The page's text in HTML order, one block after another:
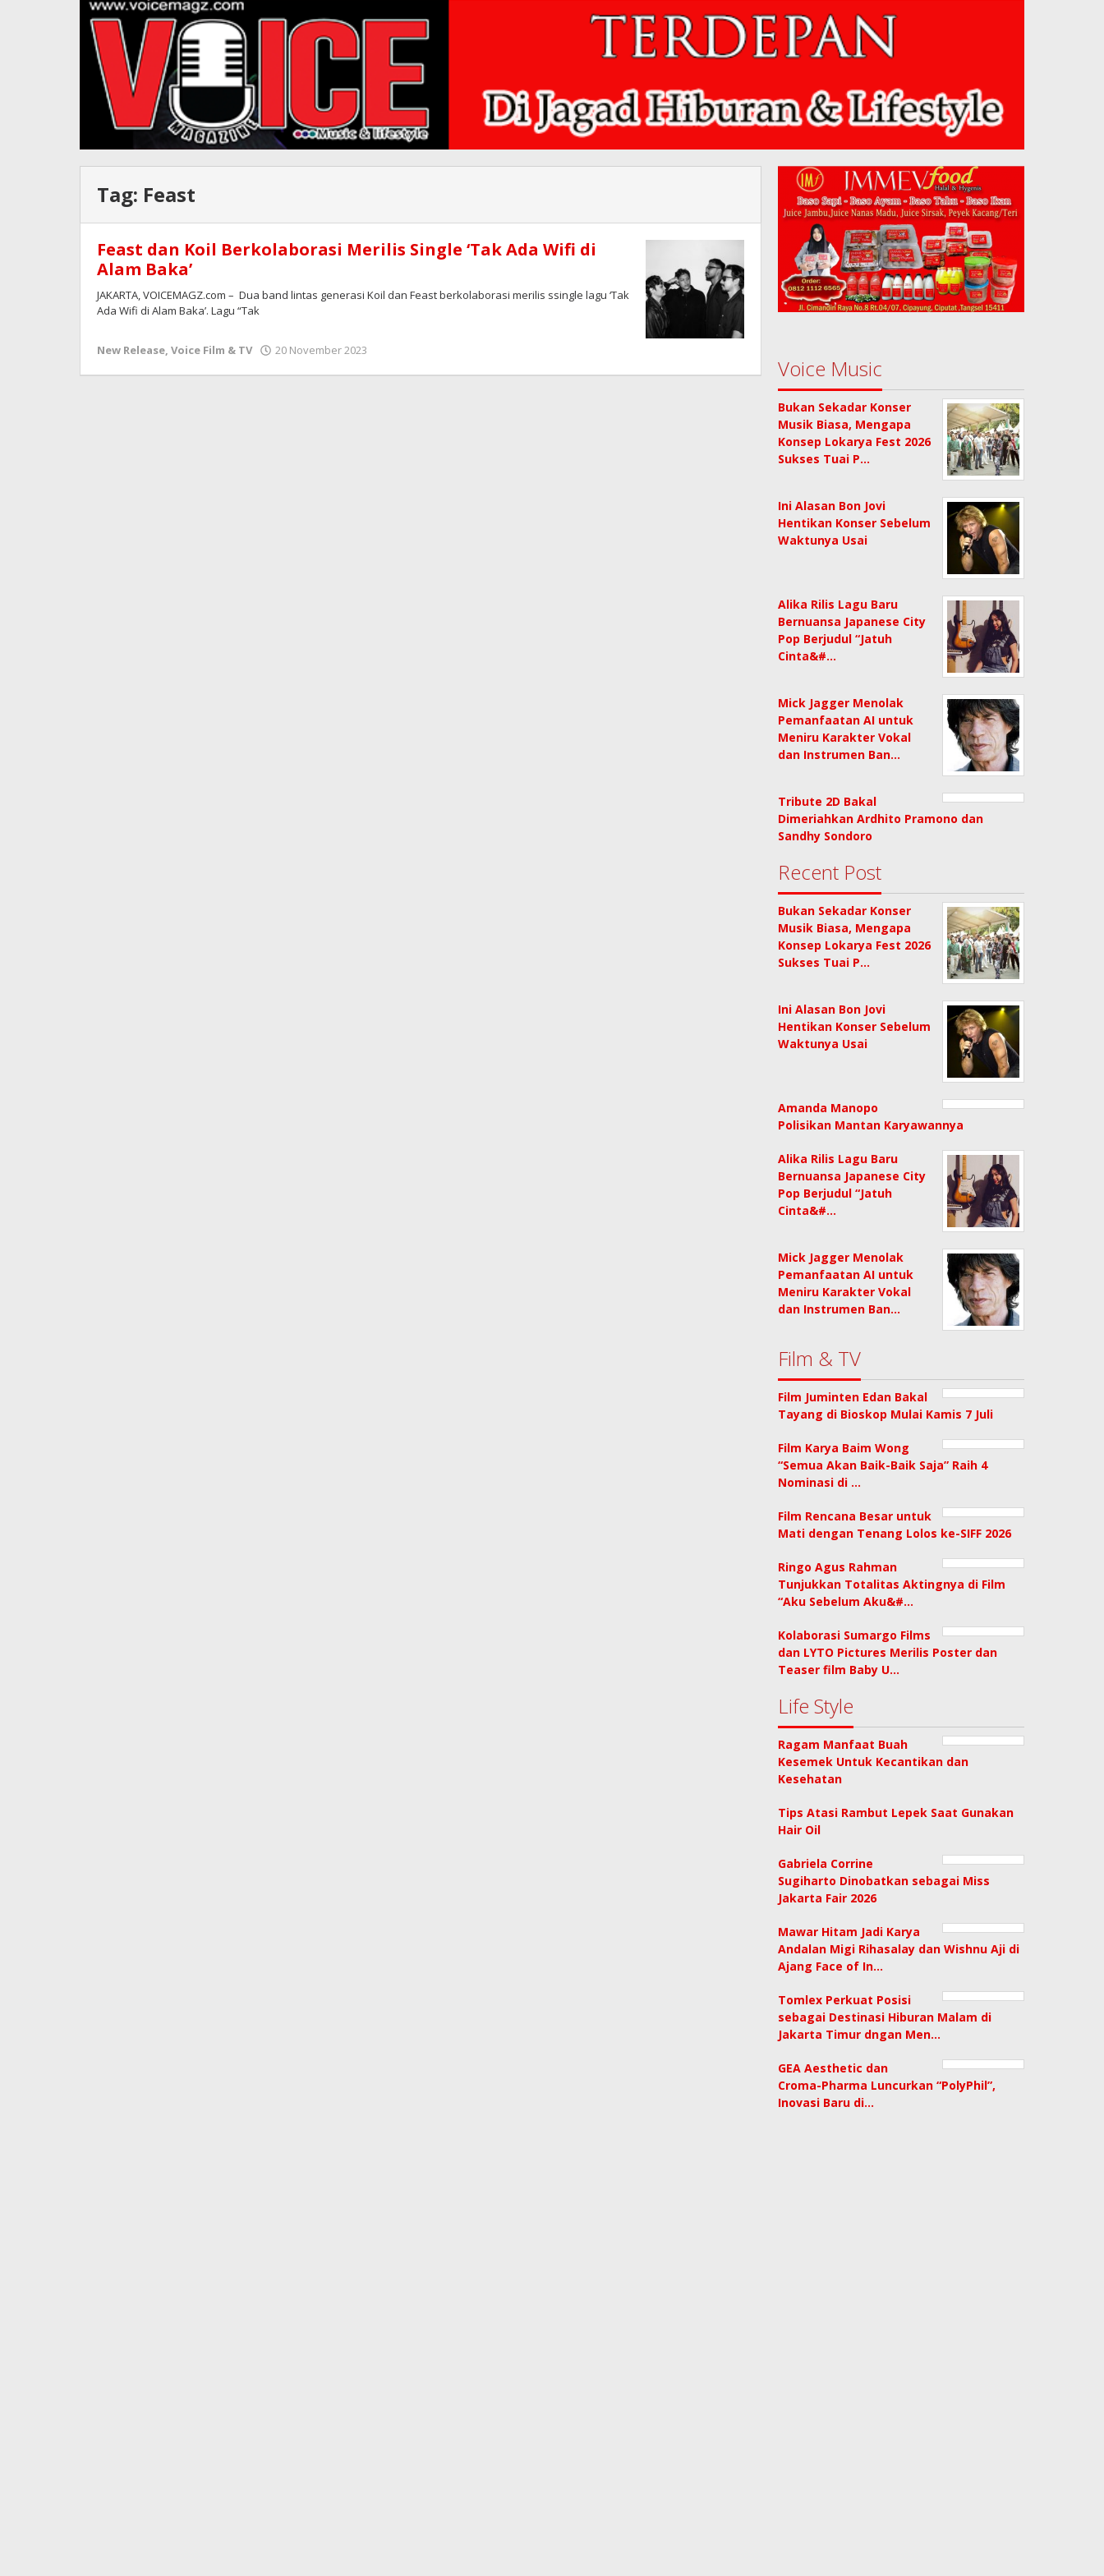
Tag: Feast
Feast dan Koil Berkolaborasi Merilis Single ‘Tak Ada Wifi di
Alam Baka’
JAKARTA, VOICEMAGZ.com – Dua band lintas generasi Koil dan Feast berkolaborasi merilis ssingle lagu ‘Tak
Ada Wifi di Alam Baka’. Lagu “Tak
New Release, Voice Film & TV 20 November 2023
Voice Music
Bukan Sekadar Konser
Musik Biasa, Mengapa
Konsep Lokarya Fest 2026
Sukses Tuai P…
Ini Alasan Bon Jovi
Hentikan Konser Sebelum
Waktunya Usai
Alika Rilis Lagu Baru
Bernuansa Japanese City
Pop Berjudul “Jatuh
Cinta&#…
Mick Jagger Menolak
Pemanfaatan AI untuk
Meniru Karakter Vokal
dan Instrumen Ban…
Tribute 2D Bakal
Dimeriahkan Ardhito Pramono dan
Sandhy Sondoro
Recent Post
Bukan Sekadar Konser
Musik Biasa, Mengapa
Konsep Lokarya Fest 2026
Sukses Tuai P…
Ini Alasan Bon Jovi
Hentikan Konser Sebelum
Waktunya Usai
Amanda Manopo
Polisikan Mantan Karyawannya
Alika Rilis Lagu Baru
Bernuansa Japanese City
Pop Berjudul “Jatuh
Cinta&#…
Mick Jagger Menolak
Pemanfaatan AI untuk
Meniru Karakter Vokal
dan Instrumen Ban…
Film & TV
Film Juminten Edan Bakal
Tayang di Bioskop Mulai Kamis 7 Juli
Film Karya Baim Wong
“Semua Akan Baik-Baik Saja” Raih 4
Nominasi di …
Film Rencana Besar untuk
Mati dengan Tenang Lolos ke-SIFF 2026
Ringo Agus Rahman
Tunjukkan Totalitas Aktingnya di Film
“Aku Sebelum Aku&#…
Kolaborasi Sumargo Films
dan LYTO Pictures Merilis Poster dan
Teaser film Baby U…
Life Style
Ragam Manfaat Buah
Kesemek Untuk Kecantikan dan
Kesehatan
Tips Atasi Rambut Lepek Saat Gunakan
Hair Oil
Gabriela Corrine
Sugiharto Dinobatkan sebagai Miss
Jakarta Fair 2026
Mawar Hitam Jadi Karya
Andalan Migi Rihasalay dan Wishnu Aji di
Ajang Face of In…
Tomlex Perkuat Posisi
sebagai Destinasi Hiburan Malam di
Jakarta Timur dngan Men…
GEA Aesthetic dan
Croma-Pharma Luncurkan “PolyPhil”,
Inovasi Baru di…